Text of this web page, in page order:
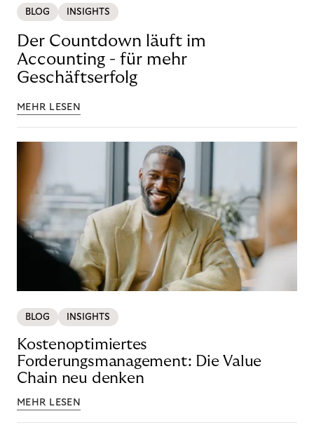
BLOG INSIGHTS
Der Countdown läuft im
Accounting - für mehr
Geschäftserfolg
MEHR LESEN
BLOG INSIGHTS
Kostenoptimiertes
Forderungsmanagement: Die Value
Chain neu denken
MEHR LESEN